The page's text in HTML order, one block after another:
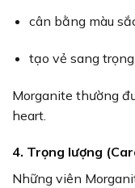
cân bằng màu
tạo vẻ sang trọng
Morganite thường
heart.
4. Trọng lượng
Những viên